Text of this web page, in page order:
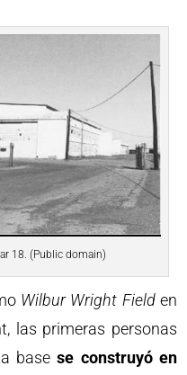
18. (Public domain)
Wilbur Wright Fielden
las primeras personas
basese construyó en